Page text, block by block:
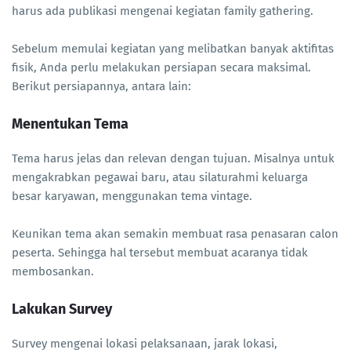
harus ada publikasi mengenai kegiatan family gathering.
Sebelum memulai kegiatan yang melibatkan banyak aktifitas
fisik, Anda perlu melakukan persiapan secara maksimal.
Berikut persiapannya, antara lain:
Menentukan Tema
Tema harus jelas dan relevan dengan tujuan. Misalnya untuk
mengakrabkan pegawai baru, atau silaturahmi keluarga
besar karyawan, menggunakan tema vintage.
Keunikan tema akan semakin membuat rasa penasaran calon
peserta. Sehingga hal tersebut membuat acaranya tidak
membosankan.
Lakukan Survey
Survey mengenai lokasi pelaksanaan, jarak lokasi,